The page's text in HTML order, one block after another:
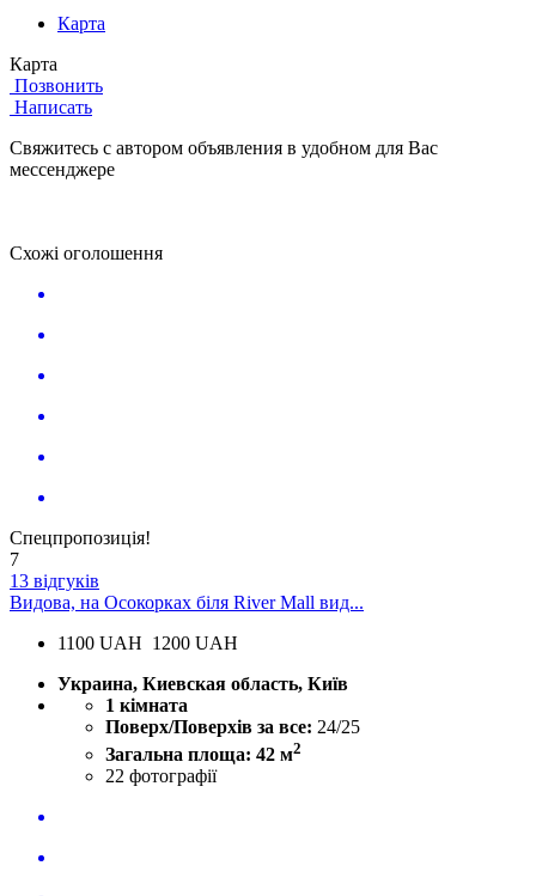
Карта
Карта
Позвонить
Написать
Свяжитесь с автором объявления в удобном для Вас
мессенджере
Схожі оголошення
Спецпропозиція!
7
13 відгуків
Видова, на Осокорках біля River Mall вид...
1100 UAH 1200 UAH
Украина, Киевская область, Київ
1 кімната
Поверх/Поверхів за все: 24/25
Загальна площа: 42 м2
22 фотографії